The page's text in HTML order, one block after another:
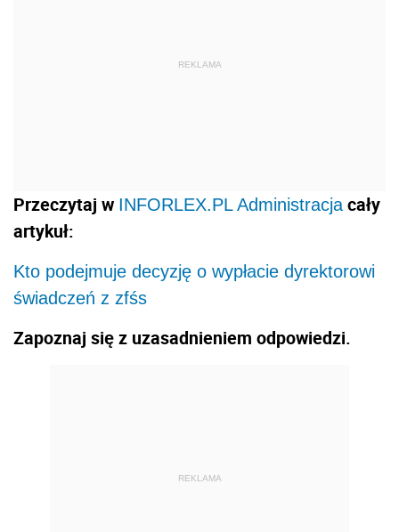
REKLAMA
Przeczytaj w INFORLEX.PL Administracja cały
artykuł:
Kto podejmuje decyzję o wypłacie dyrektorowi
świadczeń z zfśs
Zapoznaj się z uzasadnieniem odpowiedzi.
REKLAMA